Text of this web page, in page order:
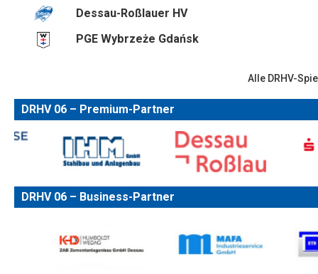
Dessau-Roßlauer HV
PGE Wybrzeże Gdańsk
Alle DRHV-
DRHV 06 – Premium-Partner
DRHV 06 – Business-Partner